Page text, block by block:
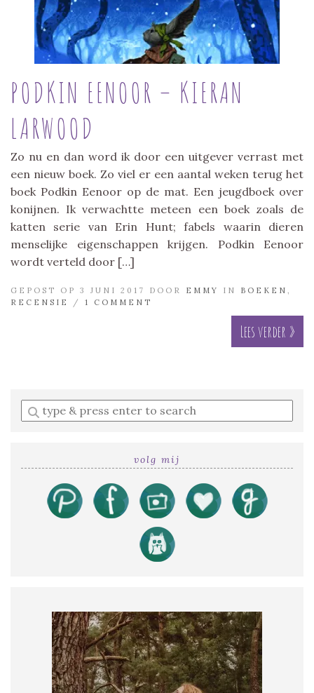
PODKIN EENOOR – KIERAN
LARWOOD
Zo nu en dan word ik door een uitgever verrast met
een nieuw boek. Zo viel er een aantal weken terug het
boek Podkin Eenoor op de mat. Een jeugdboek over
konijnen. Ik verwachtte meteen een boek zoals de
katten serie van Erin Hunt; fabels waarin dieren
menselijke eigenschappen krijgen. Podkin Eenoor
wordt verteld door […]
GEPOST OP 3 JUNI 2017 DOOR EMMY IN BOEKEN
RECENSIE
/ 1 COMMENT
Lees verder »
Enter
a
volg mij